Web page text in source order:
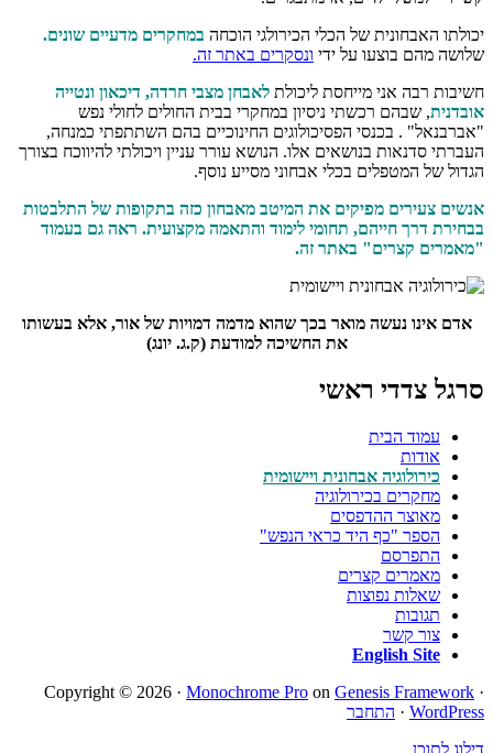
יכולתו האבחונית של הכלי הכירולגי הוכחה במחקרים מדעיים שונים.
שלושה מהם בוצעו על ידי ונסקרים באתר זה.
חשיבות רבה אני מייחסת ליכולת לאבחן מצבי חרדה, דיכאון ונטייה
אובדנית, שבהם רכשתי ניסיון במחקרי בבית החולים לחולי נפש
"אברבנאל" . בכנסי הפסיכולוגים החינוכיים בהם השתתפתי כמנחה,
העברתי סדנאות בנושאים אלו. הנושא עורר עניין ויכולתי להיווכח בצורך
הגדול של המטפלים בכלי אבחוני מסייע נוסף.
אנשים צעירים מפיקים את המיטב מאבחון כזה בתקופות של התלבטות
בבחירת דרך חייהם, תחומי לימוד והתאמה מקצועית. ראה גם בעמוד
"מאמרים קצרים" באתר זה.
אדם אינו נעשה מואר בכך שהוא מדמה דמויות של אור, אלא בעשותו
את החשיכה למודעת (ק.ג. יונג)
סרגל צדדי ראשי
עמוד הבית
אודות
כירולוגיה אבחונית ויישומית
מחקרים בכירולוגיה
מאוצר ההדפסים
הספר "כף היד כראי הנפש"
התפרסם
מאמרים קצרים
שאלות נפוצות
תגובות
צור קשר
English Site
Copyright © 2026 · Monochrome Pro on Genesis Framework ·
WordPress
· התחבר
דילוג לתוכן